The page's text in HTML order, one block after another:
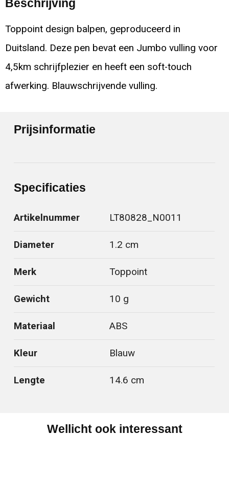
Beschrijving
Toppoint design balpen, geproduceerd in
Duitsland. Deze pen bevat een Jumbo vulling voor
4,5km schrijfplezier en heeft een soft-touch
afwerking. Blauwschrijvende vulling.
Prijsinformatie
Specificaties
Artikelnummer LT80828_N0011
Diameter 1.2 cm
Merk Toppoint
Gewicht 10 g
Materiaal ABS
Kleur Blauw
Lengte 14.6 cm
Wellicht ook interessant